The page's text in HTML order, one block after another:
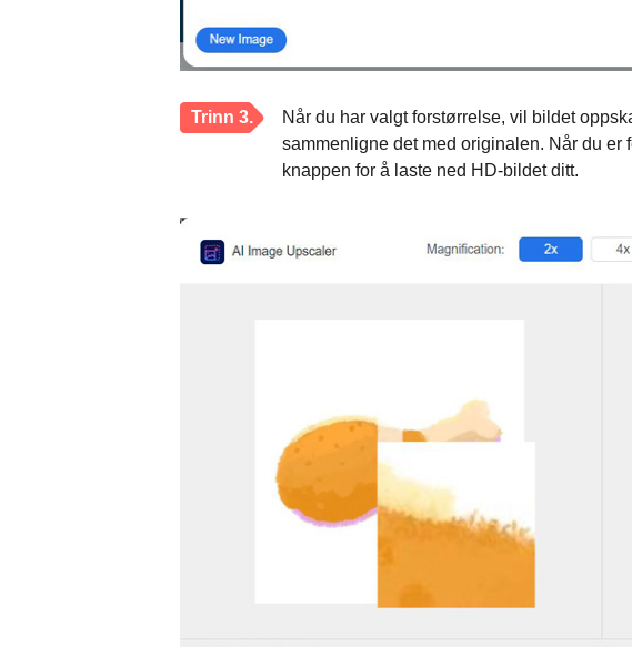
Trinn 3.
Når du har valgt forstørrelse, vil bildet
sammenligne det med originalen. Når du
knappen for å laste ned HD-bildet ditt.